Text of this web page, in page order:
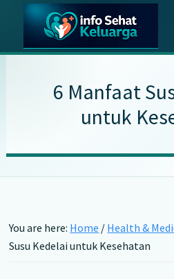
main
primary
footerInfo
Keluarga
Temukan
Informasi
Kesehatan
6 Manfaat
untuk
You are here: Home / Health &
Susu Kedelai untuk Kesehatan